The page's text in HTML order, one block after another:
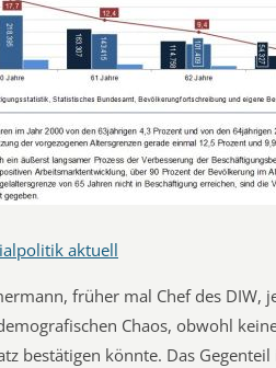
aktuell
früher mal Chef des DIW,
Chaos, obwohl
bestätigen könnte. Das